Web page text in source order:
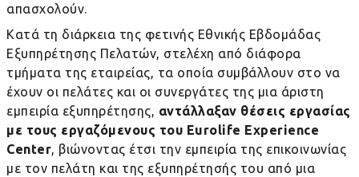
απασχολούν.
Κατά τη διάρκεια της φετινής Εθνικής Εβδομάδας
Εξυπηρέτησης Πελατών, στελέχη από διάφορα
τμήματα της εταιρείας, τα οποία συμβάλλουν στο να
έχουν οι πελάτες και οι συνεργάτες της μια άριστη
εμπειρία εξυπηρέτησης, αντάλλαξαν θέσεις εργασίας
με τους εργαζόμενους του Eurolife Experience
Center, βιώνοντας έτσι την εμπειρία της επικοινωνίας
με τον πελάτη και της εξυπηρέτησής του από μια